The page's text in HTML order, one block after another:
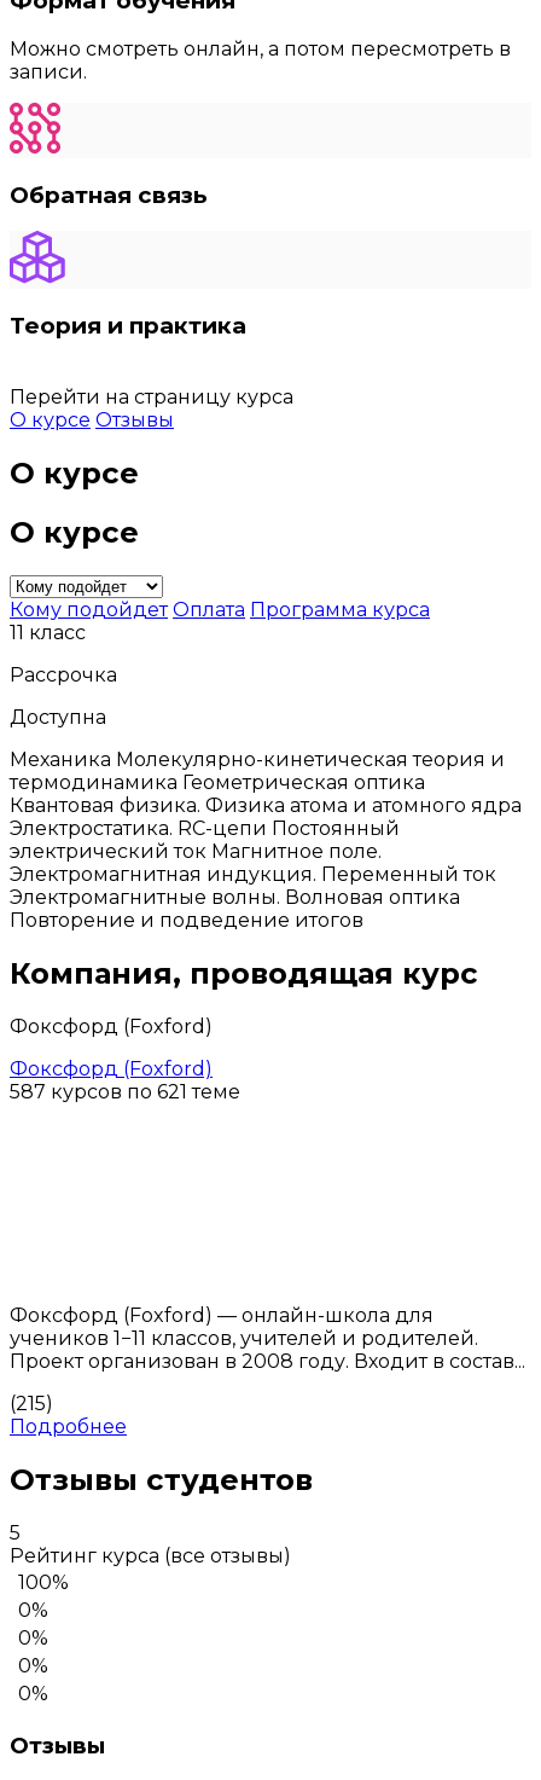
Можно смотреть онлайн, а потом пересмотреть в
записи.
Обратная связь
Теория и практика
Перейти на страницу курса
О курсе Отзывы
О курсе
О курсе
Кому подойдет Оплата Программа курса
11 класс
Рассрочка
Доступна
Механика Молекулярно-кинетическая теория и
термодинамика Геометрическая оптика
Квантовая физика. Физика атома и атомного ядра
Электростатика. RC-цепи Постоянный
электрический ток Магнитное поле.
Электромагнитная индукция. Переменный ток
Электромагнитные волны. Волновая оптика
Повторение и подведение итогов
Компания, проводящая курс
Фоксфорд (Foxford)
Фоксфорд (Foxford)
587 курсов по 621 теме
Фоксфорд (Foxford) — онлайн-школа для
учеников 1−11 классов, учителей и родителей.
Проект организован в 2008 году. Входит в состав...
(215)
Подробнее
Отзывы студентов
5
Рейтинг курса (все отзывы)
100%
0%
0%
0%
0%
Отзывы